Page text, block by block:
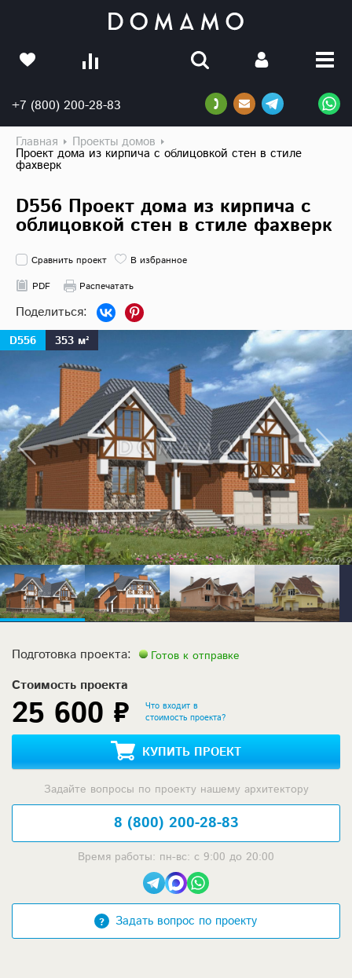
+7 (800) 200-28-83
Главная Проекты домов
Проект дома из кирпича с облицовкой стен в стиле
фахверк
D556 Проект дома из кирпича с
облицовкой стен в стиле фахверк
Сравнить проект
В избранное
PDF
Распечатать
D556 353 м²
Подготовка проекта: Готов к отправке
Стоимость проекта
25 600 ₽
Что входит в
стоимость проекта?
КУПИТЬ ПРОЕКТ
Задайте вопросы по проекту нашему архитектору
8 (800) 200-28-83
Время работы: пн-вс: с 9:00 до 20:00
Задать вопрос по проекту